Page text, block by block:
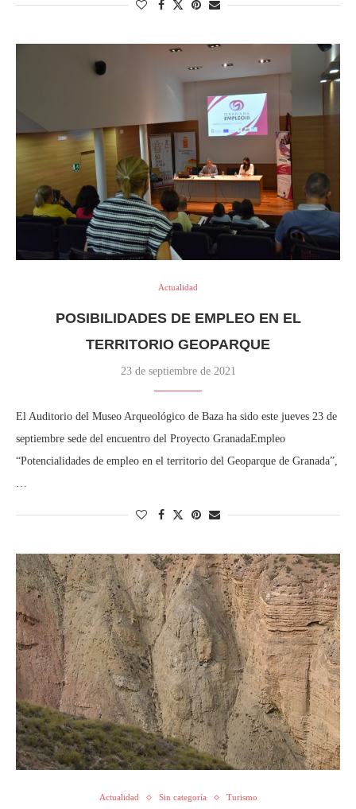
Actualidad
POSIBILIDADES DE EMPLEO EN EL
TERRITORIO GEOPARQUE
23 de septiembre de 2021
El Auditorio del Museo Arqueológico de Baza ha sido este jueves 23 de
septiembre sede del encuentro del Proyecto GranadaEmpleo
“Potencialidades de empleo en el territorio del Geoparque de Granada”,
…
Actualidad Sin categoría Turismo